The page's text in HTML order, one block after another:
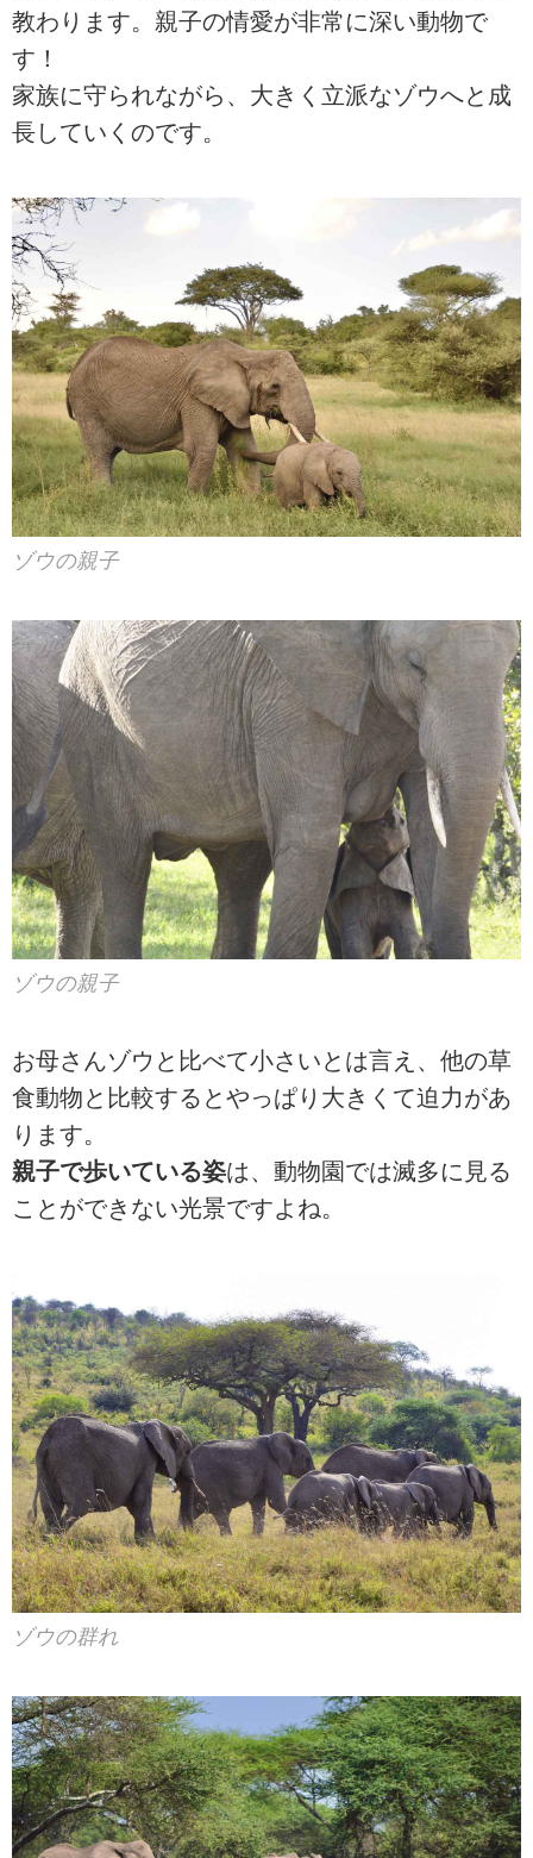
教わります。親子の情愛が非常に深い動物で
す！
家族に守られながら、大きく立派なゾウへと成
長していくのです。
ゾウの親子
ゾウの親子
お母さんゾウと比べて小さいとは言え、他の草
食動物と比較するとやっぱり大きくて迫力があ
ります。
親子で歩いている姿は、動物園では滅多に見る
ことができない光景ですよね。
ゾウの群れ